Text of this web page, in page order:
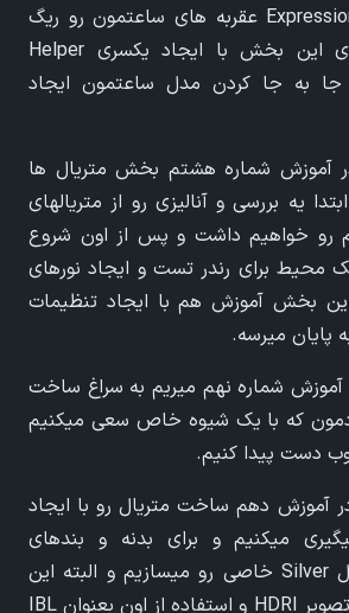
چند دستور ساده Expression عقربه های ساعتمون رو ریگ
میکنیم و در انتهای این بخش با ایجاد یکسری Helper
جا به جا کردن مدل ساعتمون ایجاد
آموزش شماره هشتم بخش متریال ها
یه بررسی و آنالیزی رو از متریالهای
رو خواهیم داشت و پس از اون شروع
محیط برای رندر تست و ایجاد نورهای
این بخش آموزش هم با ایجاد تنظیمات
آموزش شماره نهم میریم به سراغ ساخت
که با یک شیوه خاص سعی میکنیم
دست پیدا کنیم.
آموزش دهم ساخت متریال رو با ایجاد
میکنیم و برای بدنه و بندهای
ساعتمون یک متریال Silver خاصی رو میسازیم و البته این
بخش با تنظیم یک تصویر HDRI و استفاده از اون بعنوان IBL